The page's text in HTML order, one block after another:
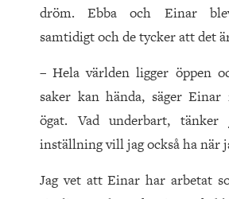
dröm. Ebba och Einar
samtidigt och de tycker att det
– Hela världen ligger öppen
saker kan hända, säger
ögat. Vad underbart, tänker
inställning vill jag också ha när
Jag vet att Einar har arbetat